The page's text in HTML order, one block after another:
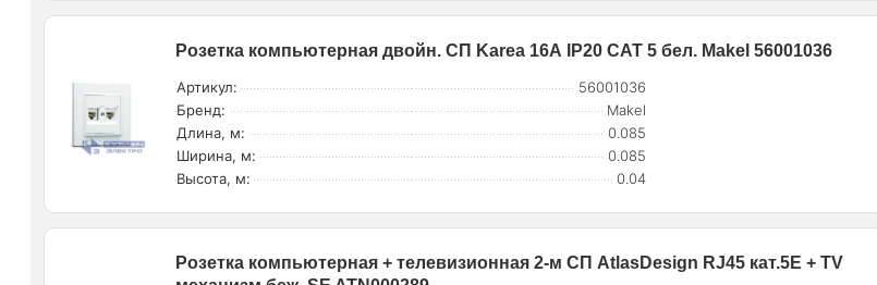
Розетка компьютерная двойн. СП Karea 16А IP20 CAT 5 бел. Makel 56001036
Артикул:
56001036
Бренд:
Makel
Длина, м:
0.085
Ширина, м:
0.085
Высота, м:
0.04
Розетка компьютерная + телевизионная 2-м СП AtlasDesign RJ45 кат.5E + TV